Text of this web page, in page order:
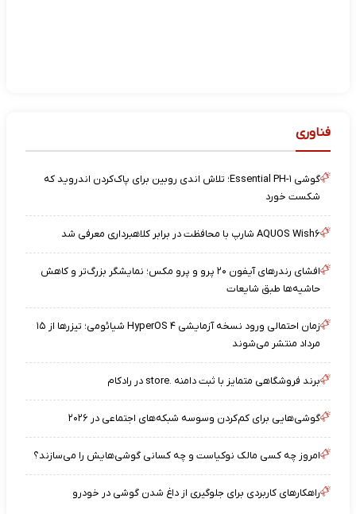
فناوری
گوشی Essential PH-۱؛ تلاش اندی روبین برای پاک‌کردن اندروید که
شکست خورد
AQUOS Wish۶ شارپ با محافظت در برابر کلاهبرداری معرفی شد
افشای رندرهای آیفون ۲۰ پرو و پرو مکس؛ نمایشگر بزرگ‌تر و کاهش
حاشیه‌ها طبق شایعات
زمان احتمالی ورود نسخه آزمایشی HyperOS ۴ شیائومی؛ تیزرها از ۱۵
مرداد منتشر می‌شوند
برند فروشگاهی متمایز با ثبت دامنه .store در رادکام
گوشی‌هایی برای کم‌کردن وسوسه شبکه‌های اجتماعی در ۲۰۲۶
امروز چه کسی مالک نوکیاست و چه کسانی گوشی‌هایش را می‌سازند؟
راهکارهای کاربردی برای جلوگیری از داغ شدن گوشی در خودرو